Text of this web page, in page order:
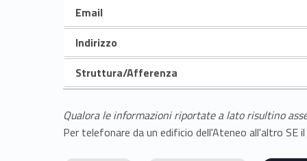
Email
Indirizzo
Struttura/Afferenza
Qualora le informazioni riportate a lato risultino
Per telefonare da un edificio dell'Ateneo all'altro